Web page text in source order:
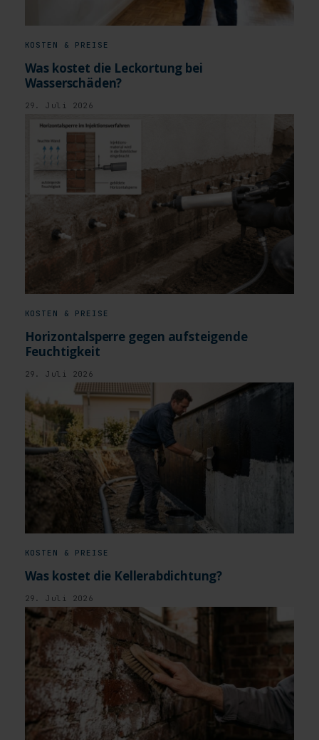
KOSTEN & PREISE
Was kostet die Leckortung bei
Wasserschäden?
29. Juli 2026
KOSTEN & PREISE
Horizontalsperre gegen aufsteigende
Feuchtigkeit
29. Juli 2026
KOSTEN & PREISE
Was kostet die Kellerabdichtung?
29. Juli 2026